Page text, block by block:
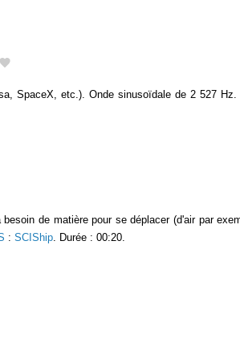
SpaceX, etc.). Onde sinusoïdale de 2 527 Hz.
de matière pour se déplacer (d'air par
: SCIShip. Durée : 00:20.